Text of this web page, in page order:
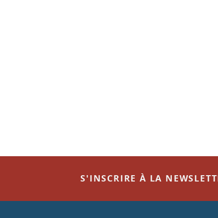
S'INSCRIRE À LA